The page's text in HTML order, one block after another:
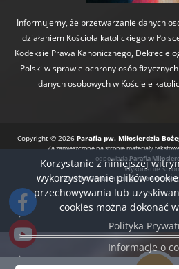
Informujemy, że przetwarzanie danych
działaniem Kościoła katolickiego w
Kodeksie Prawa Kanonicznego, Dekrecie
Polski w sprawie ochrony osób
danych osobowych w Kościele
Copyright © 2026 Parafia pw. Miłosierdzia
Za zamieszczone na stronie materiały
odpowiadaParafia
Wykonanie
BartoszDostatni.pl
Korzystanie z niniejszej
wykorzystywanie plików
przechowywania lub
cookies można dokonać
Polityka
Informacje o